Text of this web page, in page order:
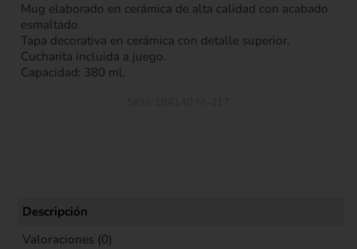
Mug elaborado en cerámica de alta calidad con acabado
esmaltado.
Tapa decorativa en cerámica con detalle superior.
Cucharita incluida a juego.
Capacidad: 380 ml.
Descripción
Valoraciones (0)